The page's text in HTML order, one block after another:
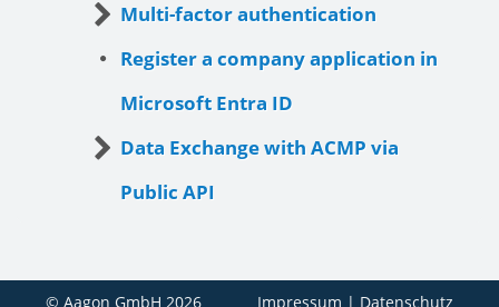
Multi-factor authentication
Register a company application in
Microsoft Entra ID
Data Exchange with ACMP via
Public API
© Aagon GmbH 2026 Impressum | Datenschutz